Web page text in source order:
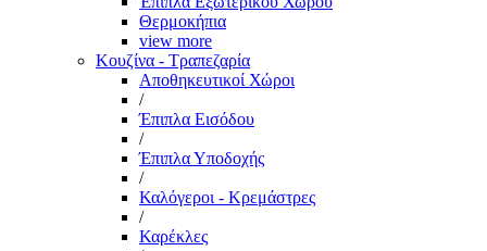
Θερμοκήπια
view more
Κουζίνα - Τραπεζαρία
Αποθηκευτικοί Χώροι
/
Έπιπλα Εισόδου
/
Έπιπλα Υποδοχής
/
Καλόγεροι - Κρεμάστρες
/
Καρέκλες